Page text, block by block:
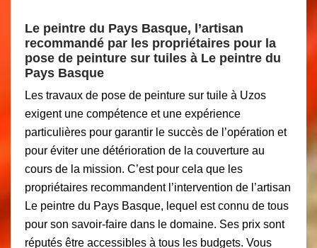
Le peintre du Pays Basque, l’artisan
recommandé par les propriétaires pour la
pose de peinture sur tuiles à Le peintre du
Pays Basque
Les travaux de pose de peinture sur tuile à Uzos
exigent une compétence et une expérience
particulières pour garantir le succès de l’opération et
pour éviter une détérioration de la couverture au
cours de la mission. C’est pour cela que les
propriétaires recommandent l’intervention de l’artisan
Le peintre du Pays Basque, lequel est connu de tous
pour son savoir-faire dans le domaine. Ses prix sont
réputés être accessibles à tous les budgets. Vous